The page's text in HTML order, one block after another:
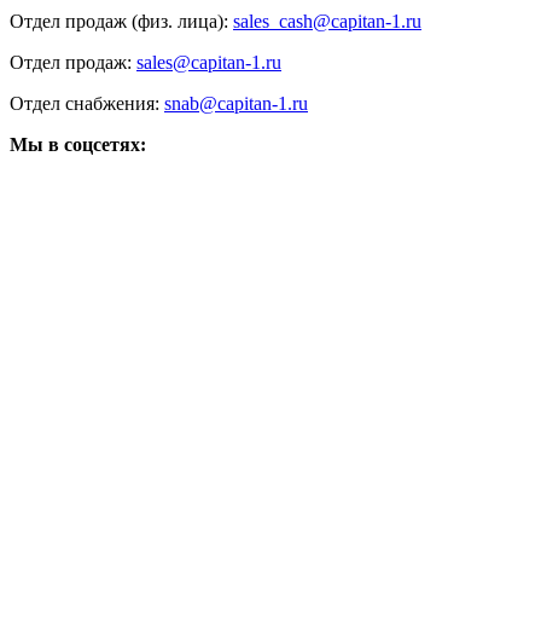
Отдел продаж (физ. лица): sales_cash@capitan-1.ru
Отдел продаж: sales@capitan-1.ru
Отдел снабжения: snab@capitan-1.ru
Мы в соцсетях: